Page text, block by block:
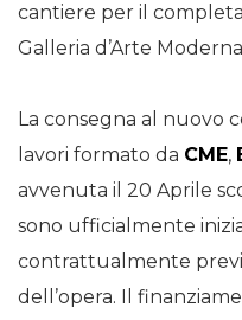
cantiere per il
Galleria d’Arte
La consegna al nuovo
lavori formato da CME,
avvenuta il 20 Aprile
sono ufficialmente
contrattualmente
dell’opera. Il